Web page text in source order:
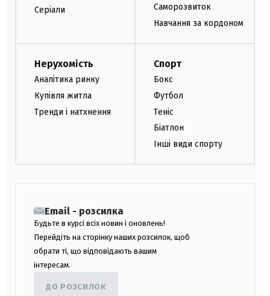
Серіали
Саморозвиток
Навчання за кордоном
Нерухомість
Аналітика ринку
Купівля житла
Тренди і натхнення
Спорт
Бокс
Футбол
Теніс
Біатлон
Інші види спорту
Email - розсилка
Будьте в курсі всіх новин і оновлень!
Перейдіть на сторінку наших розсилок, щоб
обрати ті, що відповідають вашим
інтересам.
ДО РОЗСИЛОК